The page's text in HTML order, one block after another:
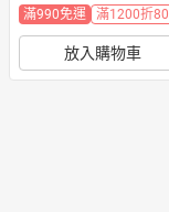
滿990免運 滿1200折80
放入購物車